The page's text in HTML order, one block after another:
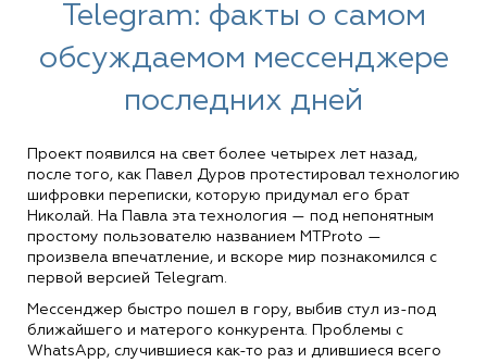
Telegram: факты о самом
обсуждаемом мессенджере
последних дней
Проект появился на свет более четырех лет назад,
после того, как Павел Дуров протестировал технологию
шифровки переписки, которую придумал его брат
Николай. На Павла эта технология — под непонятным
простому пользователю названием MTProto —
произвела впечатление, и вскоре мир познакомился с
первой версией Telegram.
Мессенджер быстро пошел в гору, выбив стул из-под
ближайшего и матерого конкурента. Проблемы с
WhatsApp, случившиеся как-то раз и длившиеся всего